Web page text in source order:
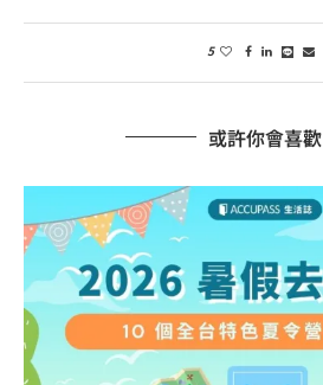
5
或許你會喜歡